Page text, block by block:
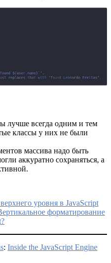
лучше всегда одним и тем
классы у них не были
массива надо быть
аккуратно сохраняться, а
уровня в JavaScript
форматирование
: Inside the JavaScript Engine